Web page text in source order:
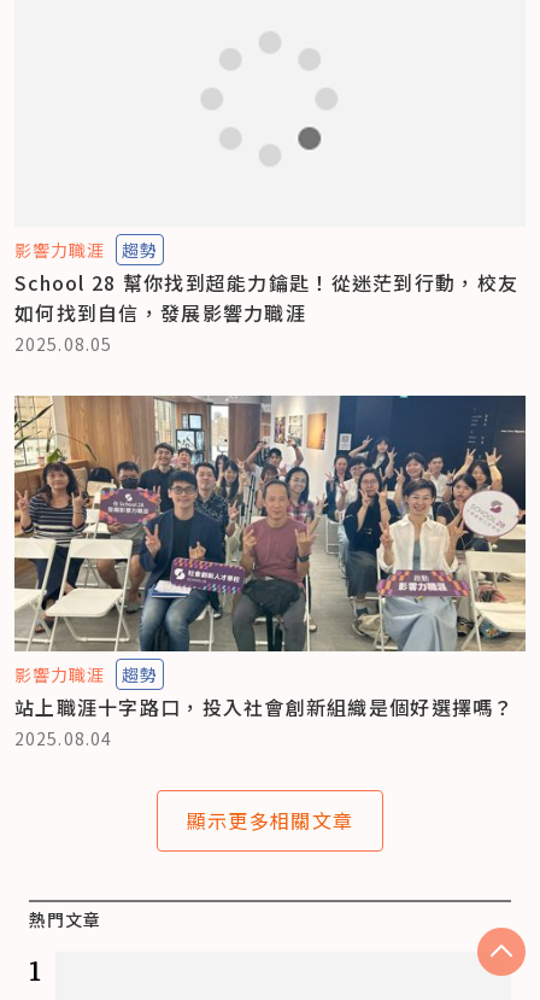
影響力職涯 趨勢
School 28 幫你找到超能力鑰匙！從迷茫到行動，校友
如何找到自信，發展影響力職涯
2025.08.05
影響力職涯 趨勢
站上職涯十字路口，投入社會創新組織是個好選擇嗎？
2025.08.04
顯示更多相關文章
熱門文章
1